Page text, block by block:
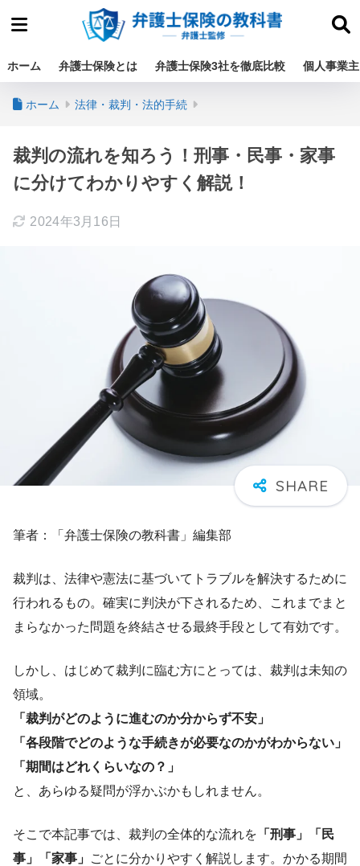
ホーム 弁護士保険とは 弁護士保険3社を徹底比較 個人事業
ホーム 法律・裁判・法的手続
裁判の流れを知ろう！刑事・民事・家事
に分けてわかりやすく解説！
2024年3月16日
筆者：「弁護士保険の教科書」編集部
裁判は、法律や憲法に基づいてトラブルを解決するために
行われるもの。確実に判決が下されるため、これまでまと
まらなかった問題を終結させる最終手段として有効です。
しかし、はじめて裁判に臨む方にとっては、裁判は未知の
領域。
「裁判がどのように進むのか分からず不安」
「各段階でどのような手続きが必要なのかがわからない」
「期間はどれくらいなの？」
と、あらゆる疑問が浮かぶかもしれません。
そこで本記事では、裁判の全体的な流れを 「刑事」「民
事」「家事」 ごとに分かりやすく解説します。かかる期間